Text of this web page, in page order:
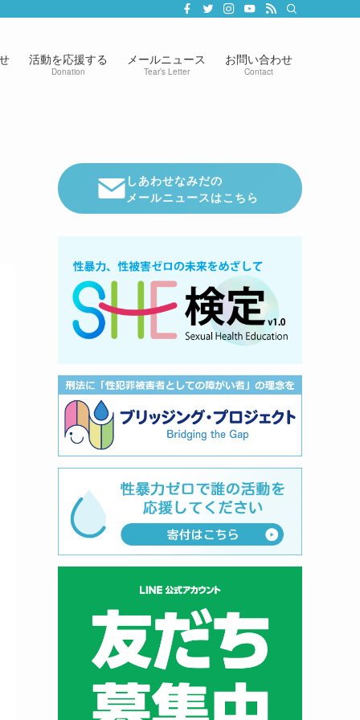
活動を応援する
Donation
メールニュース
Tear’s Letter
お問い合わせ
Contact
しあわせなみだの
メールニュースはこちら